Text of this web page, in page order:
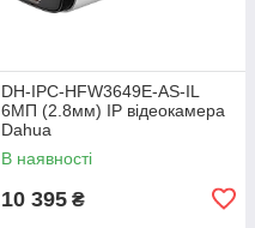
DH-IPC-HFW3649E-AS-IL
6МП (2.8мм) IP відеокамера
Dahua
В наявності
10 395 ₴